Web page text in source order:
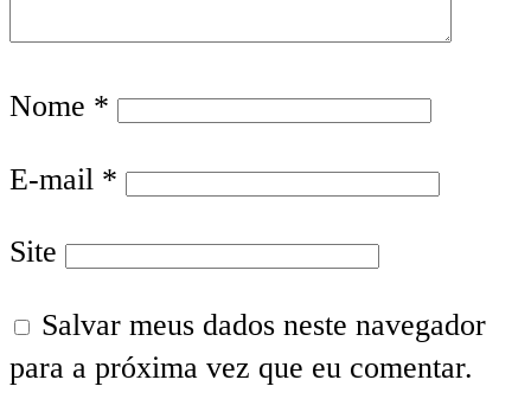
Nome *
E-mail *
Site
Salvar meus dados neste navegador
para a próxima vez que eu comentar.